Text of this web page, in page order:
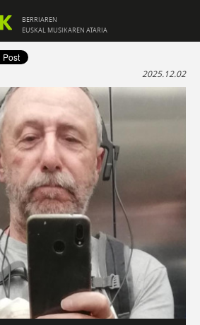
BERRIAREN
EUSKAL MUSIKAREN ATARIA
2025.12.02